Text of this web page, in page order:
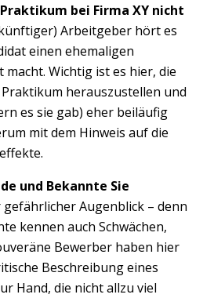
bei Firma XY nicht
Arbeitgeber hört es
einen ehemaligen
Wichtig ist es hier, die
herauszustellen und
es sie gab) eher beiläufig
mit dem Hinweis auf die
und Bekannte Sie
gefährlicher Augenblick – denn
kennen auch Schwächen,
Bewerber haben hier
Beschreibung eines
Hand, die nicht allzu viel